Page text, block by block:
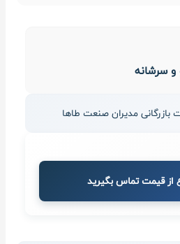
و سرشانه
از قیمت تماس بگیرید